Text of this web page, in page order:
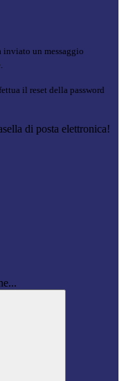
inviato un messaggio
il reset della password
di posta elettronica!